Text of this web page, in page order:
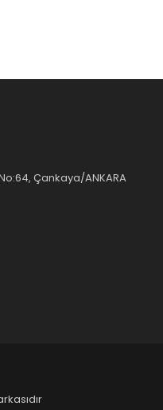
Çankaya/ANKARA